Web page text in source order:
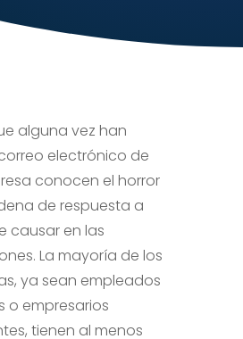
alguna vez han
electrónico de
conocen el horror
de respuesta a
causar en las
La mayoría de los
ya sean empleados
o empresarios
tienen al menos